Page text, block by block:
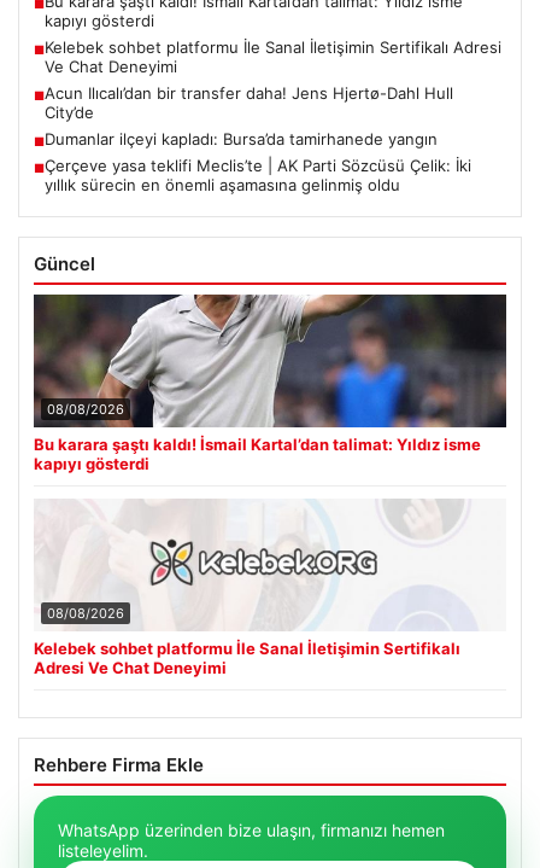
■
kapıyı gösterdi
■Kelebek sohbet platformu İle Sanal İletişimin Sertifikalı Adresi
Ve Chat Deneyimi
■Acun Ilıcalı’dan bir transfer daha! Jens Hjertø-Dahl Hull
City’de
■Dumanlar ilçeyi kapladı: Bursa’da tamirhanede yangın
■Çerçeve yasa teklifi Meclis’te | AK Parti Sözcüsü Çelik: İki
yıllık sürecin en önemli aşamasına gelinmiş oldu
Güncel
08/08/2026
Bu karara şaştı kaldı! İsmail Kartal’dan talimat: Yıldız isme
kapıyı gösterdi
08/08/2026
Kelebek sohbet platformu İle Sanal İletişimin Sertifikalı
Adresi Ve Chat Deneyimi
Rehbere Firma Ekle
WhatsApp üzerinden bize ulaşın, firmanızı hemen
listeleyelim.